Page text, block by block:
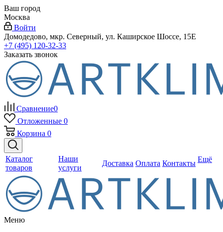
Ваш город
Москва
Войти
Домодедово, мкр. Северный, ул. Каширское Шоссе, 15Е
+7 (495) 120-32-33
Заказать звонок
Сравнение0
Отложенные 0
Корзина 0
Каталог
товаров
Наши
услуги
Доставка Оплата Контакты Ещё
Меню